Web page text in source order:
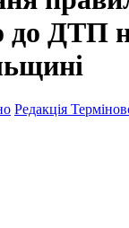
до ДТП
Редакція